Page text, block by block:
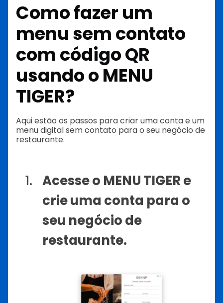
Como fazer um
menu sem contato
com código QR
usando o MENU
TIGER?
Aqui estão os passos para criar uma conta e um
menu digital sem contato para o seu negócio de
restaurante.
Acesse o MENU TIGER e
crie uma conta para o
seu negócio de
restaurante.